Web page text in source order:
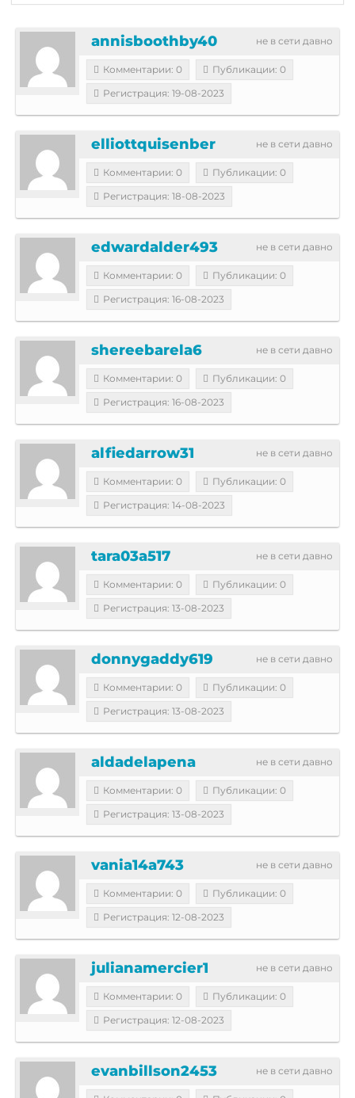
не в сети давно
annisboothby40
Комментарии: 0
Публикации: 0
Регистрация: 19-08-2023
не в сети давно
elliottquisenber
Комментарии: 0
Публикации: 0
Регистрация: 18-08-2023
не в сети давно
edwardalder493
Комментарии: 0
Публикации: 0
Регистрация: 16-08-2023
не в сети давно
shereebarela6
Комментарии: 0
Публикации: 0
Регистрация: 16-08-2023
не в сети давно
alfiedarrow31
Комментарии: 0
Публикации: 0
Регистрация: 14-08-2023
не в сети давно
tara03a517
Комментарии: 0
Публикации: 0
Регистрация: 13-08-2023
не в сети давно
donnygaddy619
Комментарии: 0
Публикации: 0
Регистрация: 13-08-2023
не в сети давно
aldadelapena
Комментарии: 0
Публикации: 0
Регистрация: 13-08-2023
не в сети давно
vania14a743
Комментарии: 0
Публикации: 0
Регистрация: 12-08-2023
не в сети давно
julianamercier1
Комментарии: 0
Публикации: 0
Регистрация: 12-08-2023
не в сети давно
evanbillson2453